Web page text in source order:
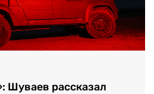
Шуваев рассказал